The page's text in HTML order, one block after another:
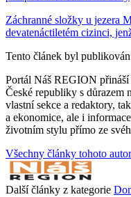
Záchranné složky u jezera
devatenáctiletém cizinci,
Tento článek byl
Portál Náš REGION
České republiky s důrazem
vlastní sekce a redaktory,
a ekonomice, ale i
životním stylu přímo ze
Všechny články tohoto
Další články z kategorie